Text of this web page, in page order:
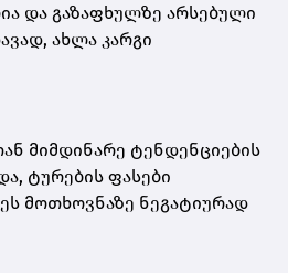
და გაზაფხულზე არსებული
ახლა კარგი
მიმდინარე ტენდენციების
ტურების ფასები
მოთხოვნაზე ნეგატიურად